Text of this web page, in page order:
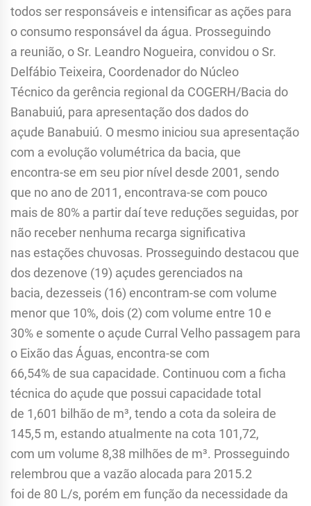
todos ser responsáveis e intensificar as ações para
o consumo responsável da água. Prosseguindo
a reunião, o Sr. Leandro Nogueira, convidou o Sr.
Delfábio Teixeira, Coordenador do Núcleo
Técnico da gerência regional da COGERH/Bacia do
Banabuiú, para apresentação dos dados do
açude Banabuiú. O mesmo iniciou sua apresentação
com a evolução volumétrica da bacia, que
encontra-se em seu pior nível desde 2001, sendo
que no ano de 2011, encontrava-se com pouco
mais de 80% a partir daí teve reduções seguidas, por
não receber nenhuma recarga significativa
nas estações chuvosas. Prosseguindo destacou que
dos dezenove (19) açudes gerenciados na
bacia, dezesseis (16) encontram-se com volume
menor que 10%, dois (2) com volume entre 10 e
30% e somente o açude Curral Velho passagem para
o Eixão das Águas, encontra-se com
66,54% de sua capacidade. Continuou com a ficha
técnica do açude que possui capacidade total
de 1,601 bilhão de m³, tendo a cota da soleira de
145,5 m, estando atualmente na cota 101,72,
com um volume 8,38 milhões de m³. Prosseguindo
relembrou que a vazão alocada para 2015.2
foi de 80 L/s, porém em função da necessidade da